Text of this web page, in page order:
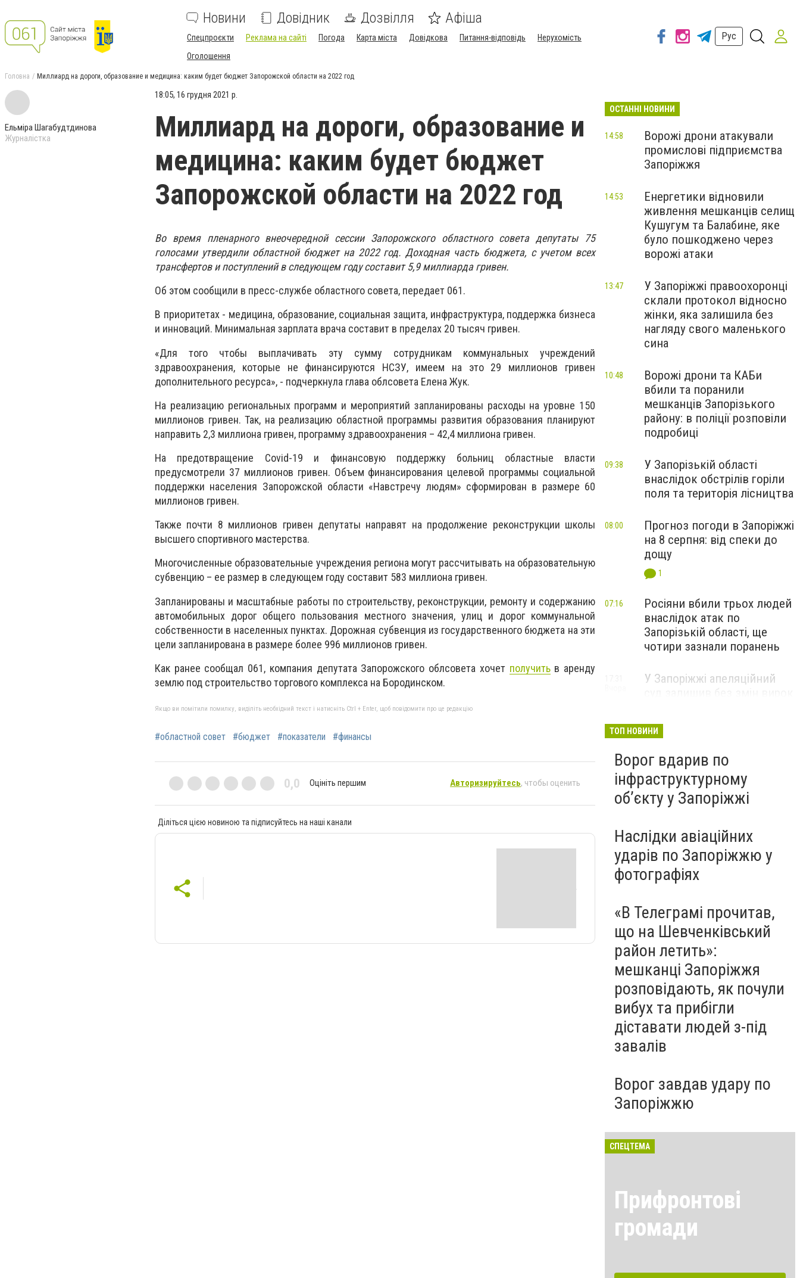
Новини Довідник Дозвілля Афіша
Спецпроєкти Реклама на сайті Погода Карта міста Довідкова Питання-відповідь
Нерухомість
Оголошення
Рус
Головна Миллиард на дороги, образование и медицина: каким будет бюджет Запорожской области на 2022 год
Ельміра Шагабудтдинова
Журналістка
18:05, 16 грудня 2021 р.
Миллиард на дороги, образование и
медицина: каким будет бюджет
Запорожской области на 2022 год
Во время пленарного внеочередной сессии Запорожского областного совета депутаты 75
голосами утвердили областной бюджет на 2022 год. Доходная часть бюджета, с учетом всех
трансфертов и поступлений в следующем году составит 5,9 миллиарда гривен.
Об этом сообщили в пресс-службе областного совета, передает 061.
В приоритетах - медицина, образование, социальная защита, инфраструктура, поддержка бизнеса
и инноваций. Минимальная зарплата врача составит в пределах 20 тысяч гривен.
«Для того чтобы выплачивать эту сумму сотрудникам коммунальных учреждений
здравоохранения, которые не финансируются НСЗУ, имеем на это 29 миллионов гривен
дополнительного ресурса», - подчеркнула глава облсовета Елена Жук.
На реализацию региональных программ и мероприятий запланированы расходы на уровне 150
миллионов гривен. Так, на реализацию областной программы развития образования планируют
направить 2,3 миллиона гривен, программу здравоохранения – 42,4 миллиона гривен.
На предотвращение Covid-19 и финансовую поддержку больниц областные власти
предусмотрели 37 миллионов гривен. Объем финансирования целевой программы социальной
поддержки населения Запорожской области «Навстречу людям» сформирован в размере 60
миллионов гривен.
Также почти 8 миллионов гривен депутаты направят на продолжение реконструкции школы
высшего спортивного мастерства.
Многочисленные образовательные учреждения региона могут рассчитывать на образовательную
субвенцию – ее размер в следующем году составит 583 миллиона гривен.
Запланированы и масштабные работы по строительству, реконструкции, ремонту и содержанию
автомобильных дорог общего пользования местного значения, улиц и дорог коммунальной
собственности в населенных пунктах. Дорожная субвенция из государственного бюджета на эти
цели запланирована в размере более 996 миллионов гривен.
Как ранее сообщал 061, компания депутата Запорожского облсовета хочет получитьв аренду
землю под строительство торгового комплекса на Бородинском.
Якщо ви помітили помилку, виділіть необхідний текст і натисніть Ctrl + Enter, щоб повідомити про це редакцію
#областной совет #бюджет #показатели #финансы
0,0 Оцініть першим Авторизируйтесь, чтобы оценить
Діліться цією новиною та підписуйтесь на наші канали
ОСТАННІ НОВИНИ
Ворожі дрони атакували
промислові підприємства
Запоріжжя
14:58
Енергетики відновили
живлення мешканців селищ
Кушугум та Балабине, яке
було пошкоджено через
ворожі атаки
14:53
У Запоріжжі правоохоронці
склали протокол відносно
жінки, яка залишила без
нагляду свого маленького
сина
13:47
Ворожі дрони та КАБи
вбили та поранили
мешканців Запорізького
району: в поліції розповіли
подробиці
10:48
У Запорізькій області
внаслідок обстрілів горіли
поля та територія лісництва
09:38
Прогноз погоди в Запоріжжі
на 8 серпня: від спеки до
дощу
1
08:00
Росіяни вбили трьох людей
внаслідок атак по
Запорізькій області, ще
чотири зазнали поранень
07:16
У Запоріжжі апеляційний
зґвалтування двох
малолітніх падчерок
ТОП НОВИНИ
Ворог вдарив по
інфраструктурному
обʼєкту у Запоріжжі
Наслідки авіаційних
ударів по Запоріжжю у
фотографіях
«В Телеграмі прочитав,
що на Шевченківський
район летить»:
мешканці Запоріжжя
розповідають, як почули
вибух та прибігли
діставати людей з-під
завалів
Ворог завдав удару по
Запоріжжю
СПЕЦТЕМА
Прифронтові
громади